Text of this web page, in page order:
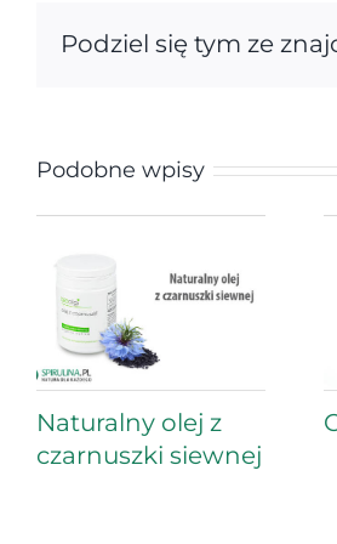
Podziel się tym ze
Podobne wpisy
Naturalny olej z
czarnuszki siewnej